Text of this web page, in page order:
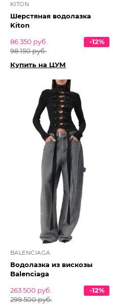
KITON
Шерстяная водолазка
Kiton
86 350 руб.
98 150 руб.
-12%
Купить на ЦУМ
BALENCIAGA
Водолазка из вискозы
Balenciaga
263 500 руб.
299 500 руб.
-12%